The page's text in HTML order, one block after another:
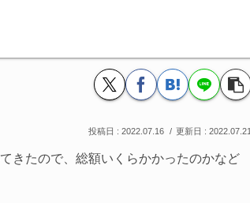
2022.07.16 2022.07.21
きたので、総額いくらかかったのかなど